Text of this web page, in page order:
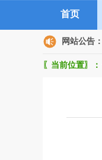
首页
网站公告：
〖当前位置〗：